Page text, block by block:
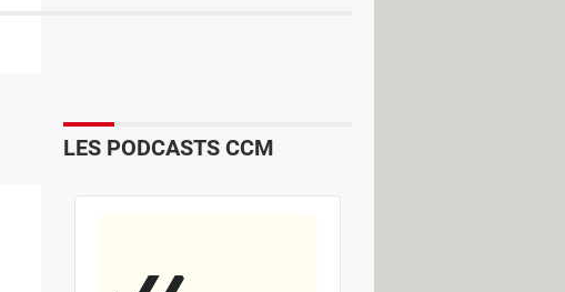
LES PODCASTS CCM